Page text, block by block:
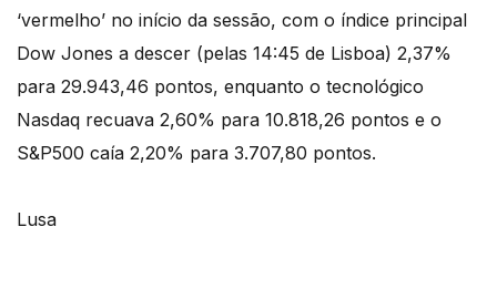
‘vermelho’ no início da sessão, com o índice principal
Dow Jones a descer (pelas 14:45 de Lisboa) 2,37%
para 29.943,46 pontos, enquanto o tecnológico
Nasdaq recuava 2,60% para 10.818,26 pontos e o
S&P500 caía 2,20% para 3.707,80 pontos.
Lusa